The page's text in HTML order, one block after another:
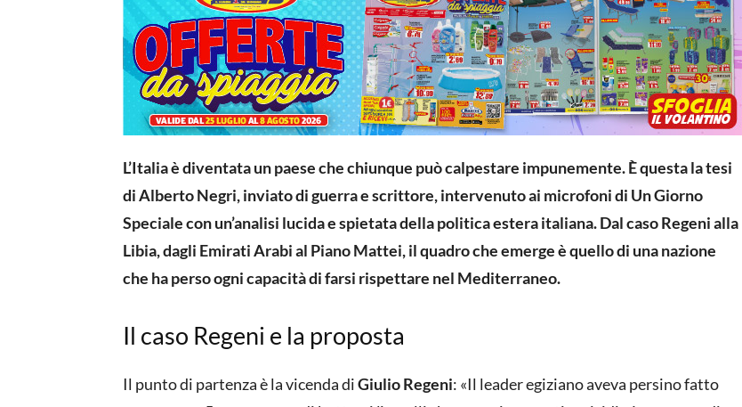
L’Italia è diventata un paese che chiunque può calpestare impunemente. È questa la tesi
di Alberto Negri, inviato di guerra e scrittore, intervenuto ai microfoni di Un Giorno
Speciale con un’analisi lucida e spietata della politica estera italiana. Dal caso Regeni alla
Libia, dagli Emirati Arabi al Piano Mattei, il quadro che emerge è quello di una nazione
che ha perso ogni capacità di farsi rispettare nel Mediterraneo.
Il caso Regeni e la proposta
Il punto di partenza è la vicenda diGiulio Regeni: «Il leader egiziano aveva persino fatto